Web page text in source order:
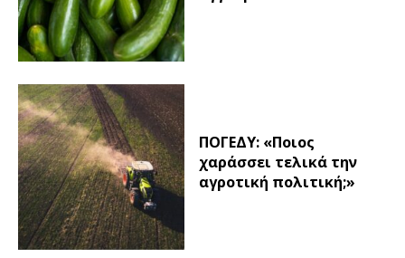
ΠΟΓΕΔΥ: «Ποιος
χαράσσει τελικά την
αγροτική πολιτική;»